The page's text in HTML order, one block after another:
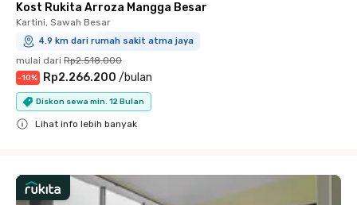
Kost Rukita Arroza Mangga Besar
Kartini, Sawah Besar
4.9 km dari rumah sakit atma jaya
mulai dari Rp2.518.000
-10% Rp2.266.200 /bulan
Diskon sewa min. 12 Bulan
Lihat info lebih banyak